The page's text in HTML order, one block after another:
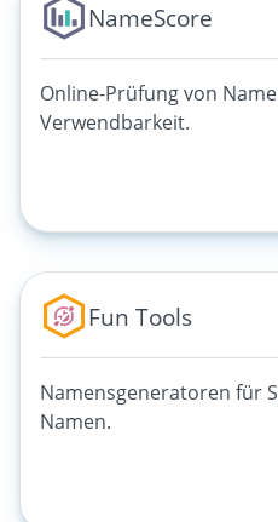
NameScore
Online-Prüfung von
Verwendbarkeit.
Fun Tools
Namensgeneratoren für
Namen.